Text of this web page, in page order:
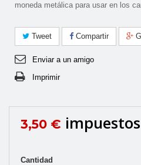
moneda metálica para usar en los
Tweet Compartir
Enviar a un amigo
Imprimir
3,50 €
Cantidad